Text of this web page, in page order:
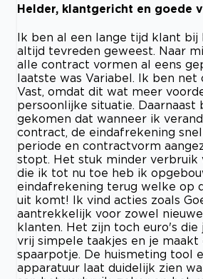
Helder, klantgericht en goede
Ik ben al een lange tijd klant bij
altijd tevreden geweest. Naar
alle contract vormen al eens
laatste was Variabel. Ik ben net
Vast, omdat dit wat meer
persoonlijke situatie. Daarnaast
gekomen dat wanneer ik
contract, de eindafrekening
periode en contractvorm
stopt. Het stuk minder verbruik
die ik tot nu toe heb ik
eindafrekening terug welke op
uit komt! Ik vind acties zoals
aantrekkelijk voor zowel
klanten. Het zijn toch euro's
vrij simpele taakjes en je maakt
spaarpotje. De huismeting tool
apparatuur laat duidelijk zien